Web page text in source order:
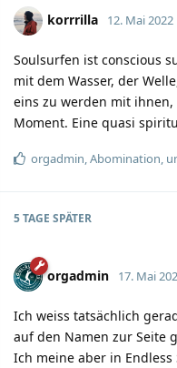
korrrilla 12. Mai 2022
Soulsurfen ist conscious
mit dem Wasser, der
eins zu werden mit
Moment. Eine quasi
orgadmin,Abomination,
5 TAGE SPÄTER
orgadmin 17. Mai
Ich weiss tatsächlich
auf den Namen zur Seite
Ich meine aber in